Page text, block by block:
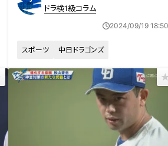
ドラ検1級コラム
2024/09/19 18:50
スポーツ 中日ドラゴンズ